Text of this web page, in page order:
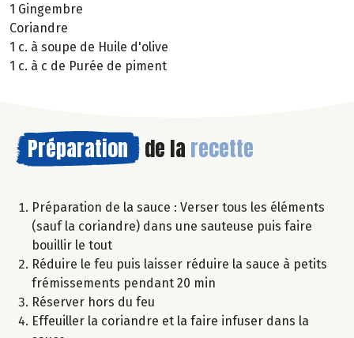
1 Gingembre
Coriandre
1 c. à soupe de Huile d'olive
1 c. à c de Purée de piment
Préparation de la recette
Préparation de la sauce : Verser tous les éléments
(sauf la coriandre) dans une sauteuse puis faire
bouillir le tout
Réduire le feu puis laisser réduire la sauce à petits
frémissements pendant 20 min
Réserver hors du feu
Effeuiller la coriandre et la faire infuser dans la